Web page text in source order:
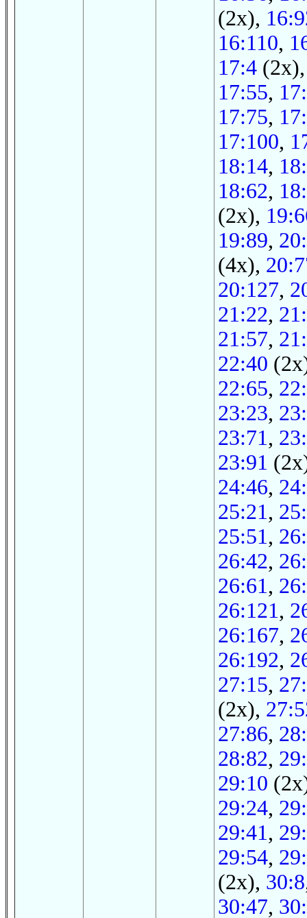
(2x),
16:110,
17:4
17:55,
17:75,
17:100,
18:14,
18:62,
(2x),
19:89,
(4x),
20:127,
21:22,
21:57,
22:40
22:65,
23:23,
23:71,
23:91
24:46,
25:21,
25:51,
26:42,
26:61,
26:121,
26:167,
26:192,
27:15,
(2x),
27:86,
28:82,
29:10
29:24,
29:41,
29:54,
(2x), 30:8
30:47,